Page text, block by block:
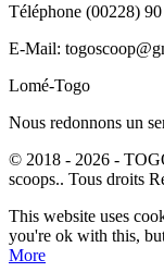
Téléphone (00228)
E-Mail:
Lomé-Togo
Nous redonnons un
© 2018 - 2026 -
scoops.. Tous droits
This website uses
you're ok with this,
More